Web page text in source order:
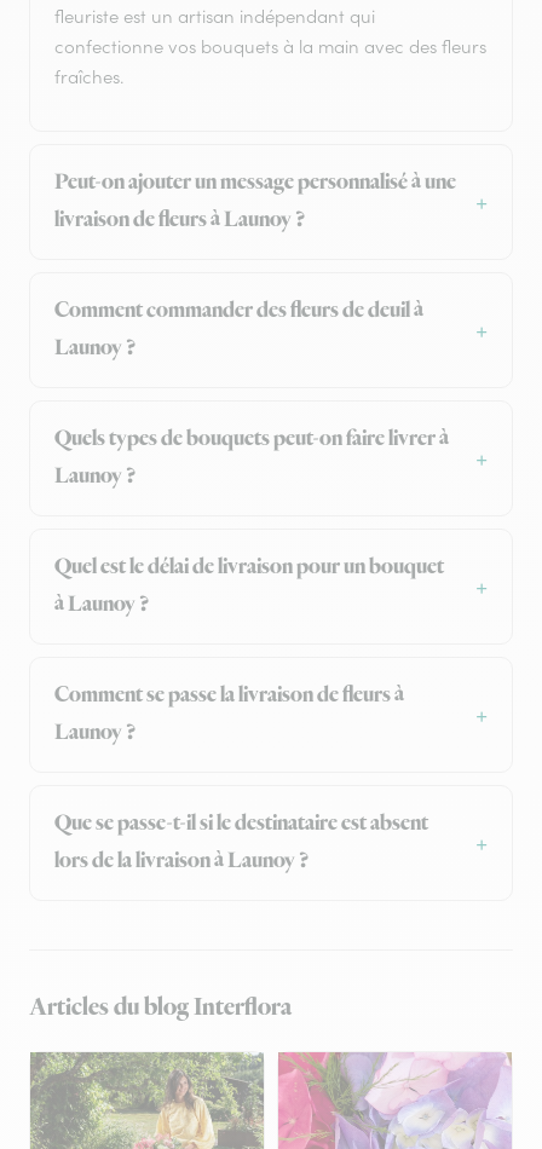
fleuriste est un artisan indépendant qui
confectionne vos bouquets à la main avec des fleurs
fraîches.
Peut-on ajouter un message personnalisé à une
livraison de fleurs à Launoy ?
Comment commander des fleurs de deuil à
Launoy ?
Quels types de bouquets peut-on faire livrer à
Launoy ?
Quel est le délai de livraison pour un bouquet
à Launoy ?
Comment se passe la livraison de fleurs à
Launoy ?
Que se passe-t-il si le destinataire est absent
lors de la livraison à Launoy ?
Articles du blog Interflora